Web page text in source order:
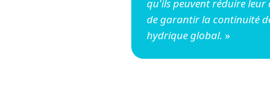
qu'ils peuvent réduire
de garantir la continuité
hydrique global. »